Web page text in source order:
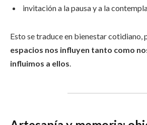
invitación a la pausa y a la
Esto se traduce en bienestar cotidiano,
espacios nos influyen tanto como
influimos a ellos